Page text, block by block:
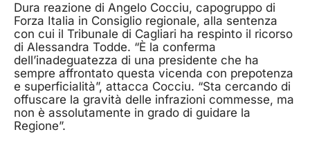
Dura reazione di Angelo Cocciu, capogruppo di
Forza Italia in Consiglio regionale, alla sentenza
con cui il Tribunale di Cagliari ha respinto il ricorso
di Alessandra Todde. “È la conferma
dell’inadeguatezza di una presidente che ha
sempre affrontato questa vicenda con prepotenza
e superficialità”, attacca Cocciu. “Sta cercando di
offuscare la gravità delle infrazioni commesse, ma
non è assolutamente in grado di guidare la
Regione”.